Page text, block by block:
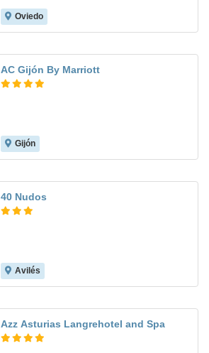
Oviedo
AC Gijón By Marriott
Gijón
40 Nudos
Avilés
Azz Asturias Langrehotel and Spa